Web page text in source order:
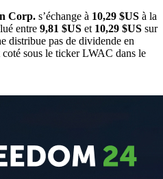
Corp. s’échange à 10,29 $US à la
entre 9,81 $US et 10,29 $US sur
distribue pas de dividende en
coté sous le tickerLWAC dans le